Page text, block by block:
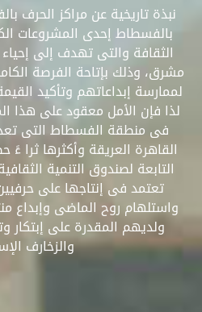
نبذة تاريخية عن مراكز الحرف
بالفسطاط إحدى المشروعات
الثقافة والتى تهدف إلى
مشرق، وذلك بإتاحة الفرصة
لممارسة إبداعاتهم وتأكيد
لذا فإن الأمل معقود على هذا
فى منطقة الفسطاط التى
القاهرة العريقة وأكثرها ثرا ءً
التابعة لصندوق التنمية
تعتمد فى إنتاجها على
واستلهام روح الماضى وإبداع
ولديهم المقدرة على إبتكار
والزخارف